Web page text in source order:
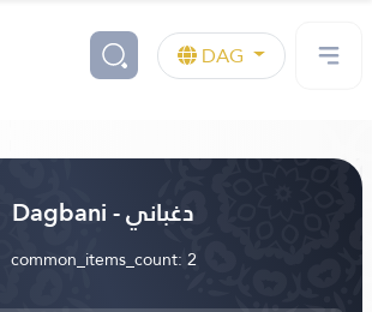
DAG
Dagbani - دغباني
common_items_count: 2